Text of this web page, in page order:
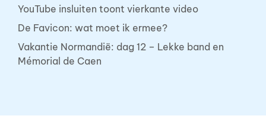
YouTube insluiten toont vierkante video
De Favicon: wat moet ik ermee?
Vakantie Normandië: dag 12 – Lekke band en
Mémorial de Caen